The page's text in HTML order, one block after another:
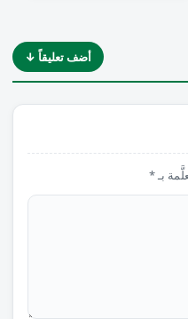
أضف تعليقاً ↓
بـ *